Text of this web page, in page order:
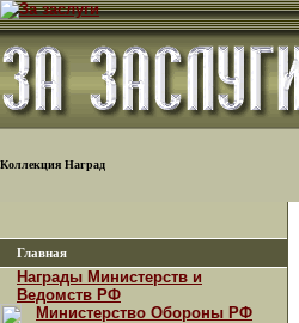
Коллекция Наград
Главная
Награды Министерств и
Ведомств РФ
Министерство Обороны РФ